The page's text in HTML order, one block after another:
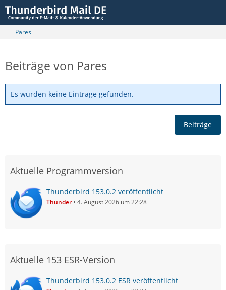
Pares
Beiträge von Pares
Es wurden keine Einträge gefunden.
Beiträge
Aktuelle Programmversion
Thunderbird 153.0.2 veröffentlicht
Thunder 4. August 2026 um 22:28
Aktuelle 153 ESR-Version
Thunderbird 153.0.2 ESR veröffentlicht